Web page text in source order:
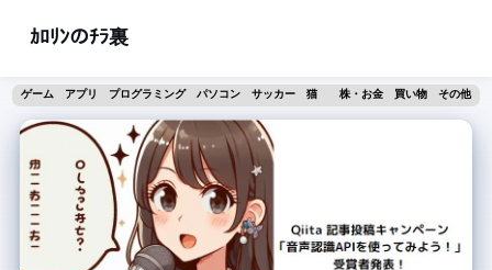
ｶﾛﾘﾝのﾁﾗ裏
ゲーム アプリ プログラミング パソコン サッカー 猫 株・お金 買い物 その他